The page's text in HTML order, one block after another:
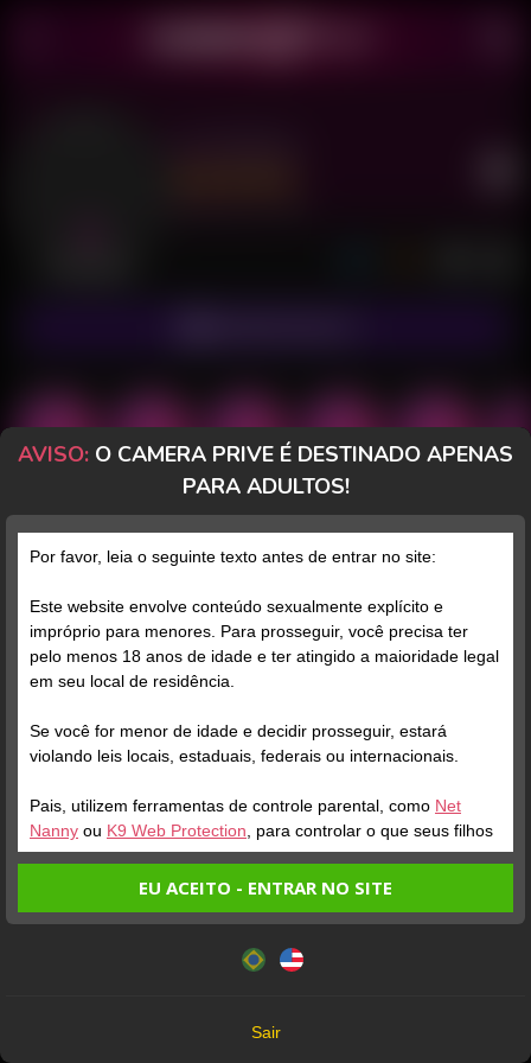
POSTS FANCLUB PAGOS AVALIAÇÕES
San Miuky
Desconectada
O dia 25 de abril é popularmente conhecido no Brasil como o
adoram passear pela perversidade da minha mente e participar
de role plays absurdos comigo 😈#cuckold
Este website utiliza cookies e tecnologias semelhantes de
Política de Privacidade
você concorda com estes termos.
AVISO: O CAMERA PRIVE É DESTINADO APENAS
PARA ADULTOS!
Por favor, leia o seguinte texto antes de entrar no site:
Este website envolve conteúdo sexualmente explícito e
impróprio para menores. Para prosseguir, você precisa ter
pelo menos 18 anos de idade e ter atingido a maioridade legal
em seu local de residência.
Se você for menor de idade e decidir prosseguir, estará
violando leis locais, estaduais, federais ou internacionais.
Pais, utilizem ferramentas de controle parental, como Net
Nanny ou K9 Web Protection, para controlar o que seus filhos
veem.
fatos:
Tenho ao menos 18 anos de idade e sou maior de idade
EU ACEITO - ENTRAR NO SITE
Sair